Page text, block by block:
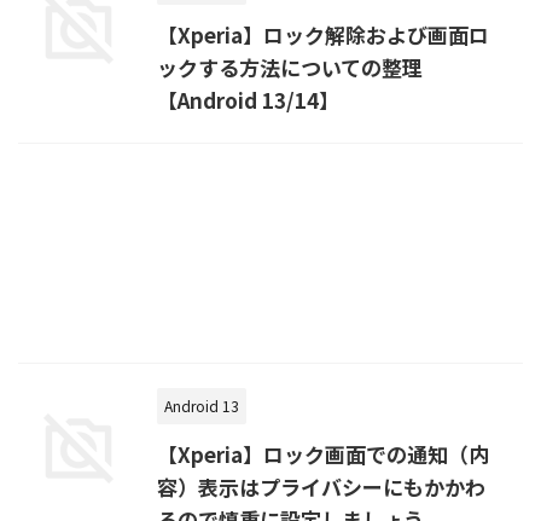
【Xperia】ロック解除および画面ロ
ックする方法についての整理
【Android 13/14】
Android 13
【Xperia】ロック画面での通知（内
容）表示はプライバシーにもかかわ